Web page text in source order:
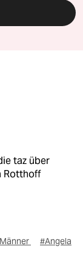
taz über
Rotthoff
#Angela